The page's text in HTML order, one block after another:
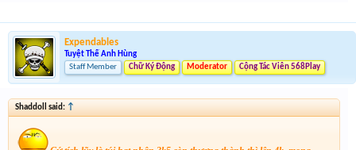
Expendables
Tuyệt Thế Anh Hùng
Staff Member
Chữ Ký Động Moderator Cộng Tác Viên 568Play
Shaddoll said: ↑